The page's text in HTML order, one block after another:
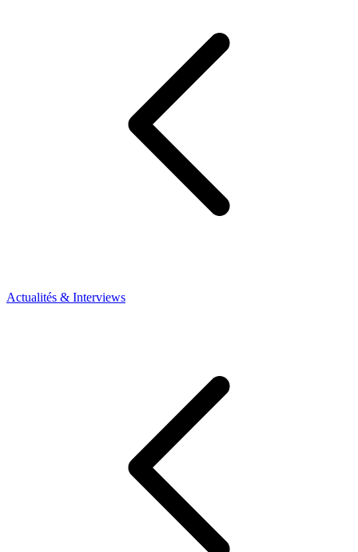
Actualités & Interviews